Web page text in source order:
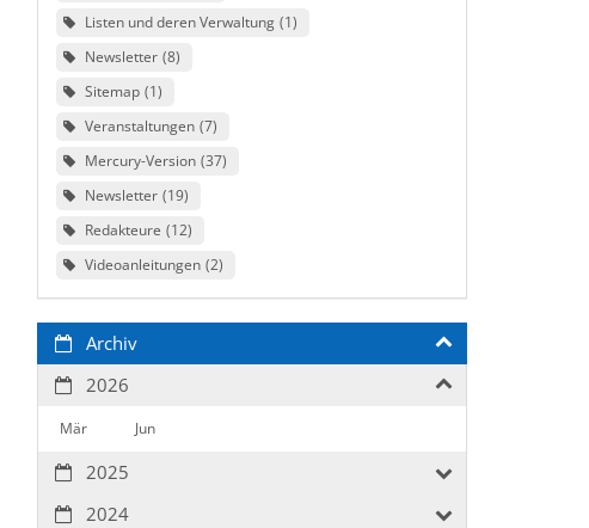
Listen und deren Verwaltung 1
Newsletter 8
Sitemap 1
Veranstaltungen 7
Mercury-Version 37
Newsletter 19
Redakteure 12
Videoanleitungen 2
Archiv
2026
Mär Jun
2025
2024